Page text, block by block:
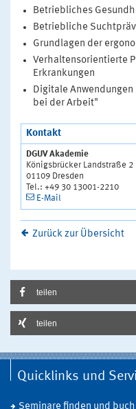
Betriebliches
Betriebliche
Grundlagen der
Verhaltensorientierte
Erkrankungen
Digitale
bei der Arbeit"
Kontakt
DGUV Akademie
Königsbrücker Landstraße 2
01109 Dresden
Tel.: +49 30 13001-2210
E-Mail
Zurück zur Übersicht
teilen
teilen
Quicklinks und
Seminare finden und